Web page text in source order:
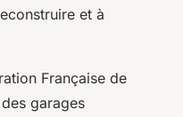
et à
Française de
garages